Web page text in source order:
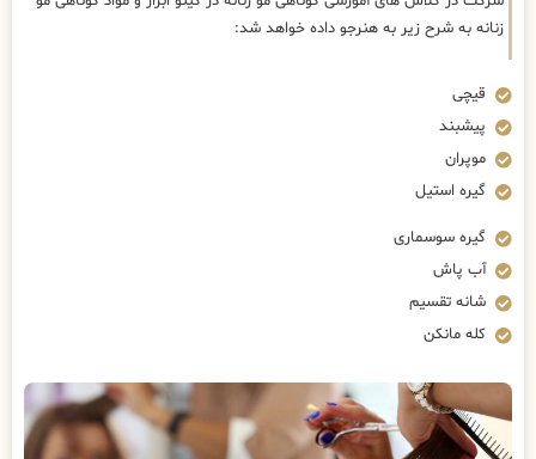
زنانه به شرح زیر به هنرجو داده خواهد شد:
قیچی
پیشبند
موپران
گیره استیل
گیره سوسماری
آب پاش
شانه تقسیم
کله مانکن